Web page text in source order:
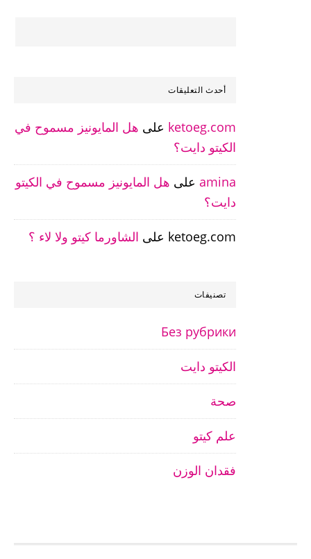
أحدث التعليقات
ketoeg.com على هل المايونيز مسموح في
الكيتو دايت؟
amina على هل المايونيز مسموح في الكيتو
دايت؟
ketoeg.com على الشاورما كيتو ولا لاء ؟
تصنيفات
Без рубрики
الكيتو دايت
صحة
علم كيتو
فقدان الوزن